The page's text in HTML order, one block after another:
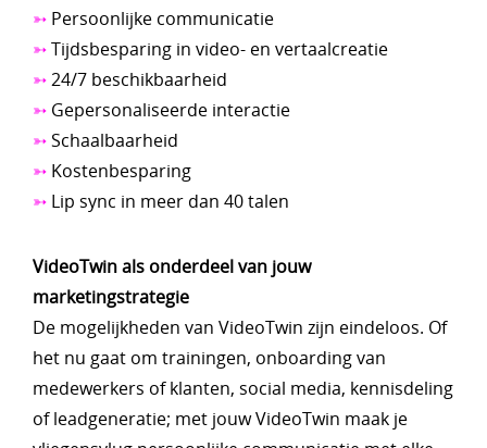
➳ Persoonlijke communicatie
➳Tijdsbesparing in video- en vertaalcreatie
➳24/7 beschikbaarheid
➳ Gepersonaliseerde interactie
➳Schaalbaarheid
➳ Kostenbesparing
➳ Lip sync in meer dan 40 talen
VideoTwin als onderdeel van jouw
marketingstrategie
De mogelijkheden van VideoTwin zijn eindeloos. Of
het nu gaat om trainingen, onboarding van
medewerkers of klanten, social media, kennisdeling
of leadgeneratie; met jouw VideoTwin maak je